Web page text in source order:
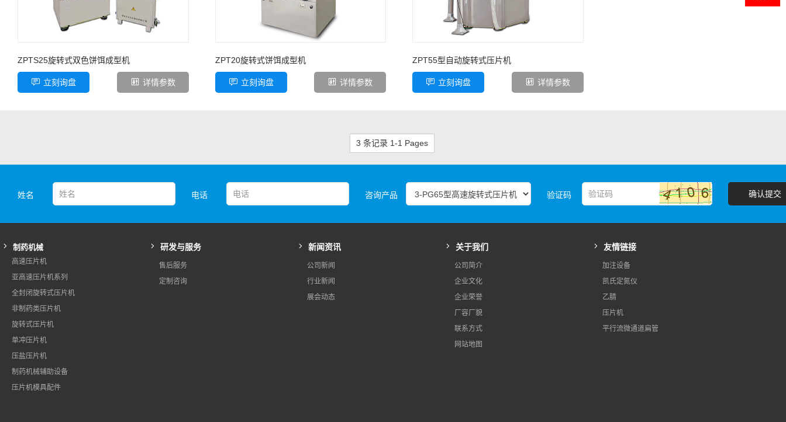
ZPTS25旋转式双色饼饵成型机
立刻询盘 详情参数
ZPT20旋转式饼饵成型机
立刻询盘 详情参数
ZPT55型自动旋转式压片机
立刻询盘 详情参数
3 条记录 1-1 Pages
姓名 电话 咨询产品 验证码 确认提交
制药机械
高速压片机
亚高速压片机系列
全封闭旋转式压片机
非制药类压片机
旋转式压片机
单冲压片机
压盐压片机
制药机械辅助设备
压片机模具配件
研发与服务
售后服务
定制咨询
新闻资讯
公司新闻
行业新闻
展会动态
关于我们
公司简介
企业文化
企业荣誉
厂容厂貌
联系方式
网站地图
友情链接
加注设备
凯氏定氮仪
乙腈
压片机
平行流微通道扁管